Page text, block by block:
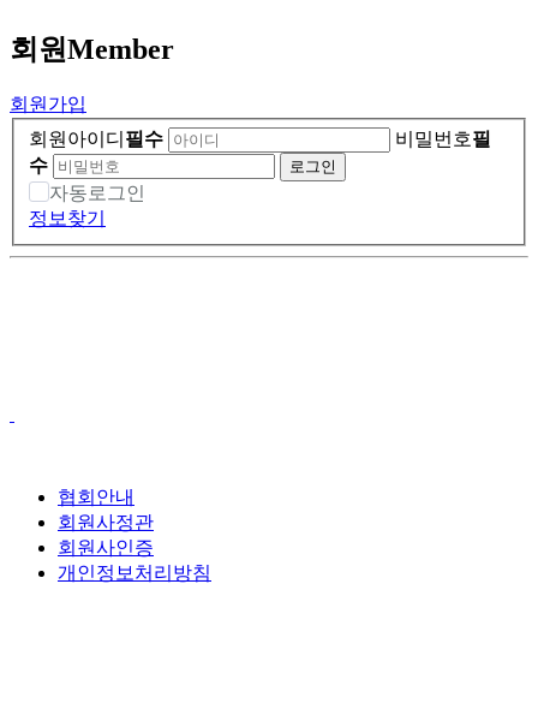
회원Member
회원가입
회원아이디 필수 비밀번호필
수
자동로그인
정보찾기
협회안내
회원사정관
회원사인증
개인정보처리방침